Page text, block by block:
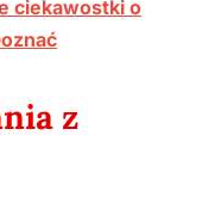
ciekawostki o
z